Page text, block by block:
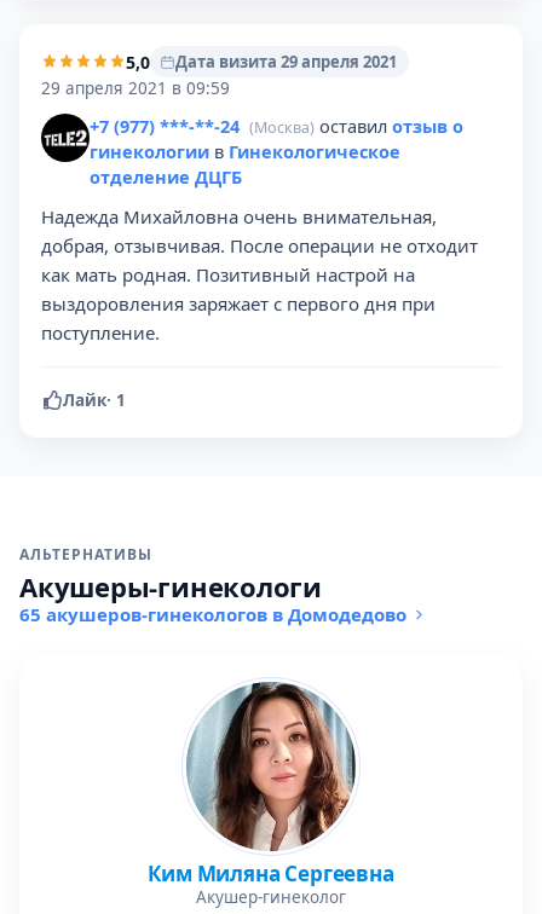
5,0
Дата визита 29 апреля 2021
29 апреля 2021 в 09:59
+7 (977) ***-**-24 (Москва) оставил отзыв о
гинекологии в Гинекологическое
отделение ДЦГБ
Надежда Михайловна очень внимательная,
добрая, отзывчивая. После операции не отходит
как мать родная. Позитивный настрой на
выздоровления заряжает с первого дня при
поступление.
Лайк· 1
АЛЬТЕРНАТИВЫ
Акушеры-гинекологи
65 акушеров-гинекологов в Домодедово
Ким Миляна Сергеевна
Акушер-гинеколог